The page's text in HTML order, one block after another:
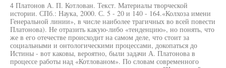
4 Платонов А. П. Котлован. Текст. Материалы творческой
истории. СПб.: Наука, 2000. С. 5 - 20 и 140 - 164.«Колхоза имени
Генеральной линии», в числе наиболее трагичных во всей повести
Платонова). Не отразить какую-либо «тенденцию», но понять, что
же в его отечестве происходит на самом деле, что стоит за
социальными и онтологическими процессами, докопаться до
Истины - вот каковы, вероятно, были задачи А. Платонова в
процессе работы над «Котлованом». По словам современного